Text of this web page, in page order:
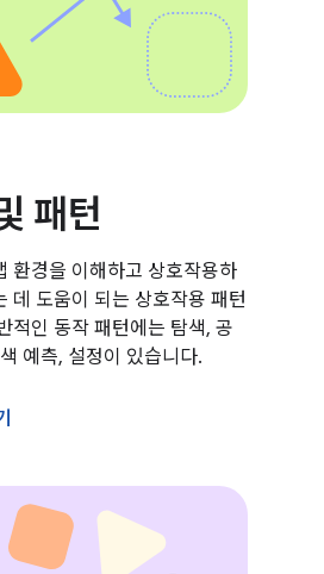
패턴
환경을 이해하고 상호작용하
데 도움이 되는 상호작용 패턴
적인 동작 패턴에는 탐색, 공
예측, 설정이 있습니다.